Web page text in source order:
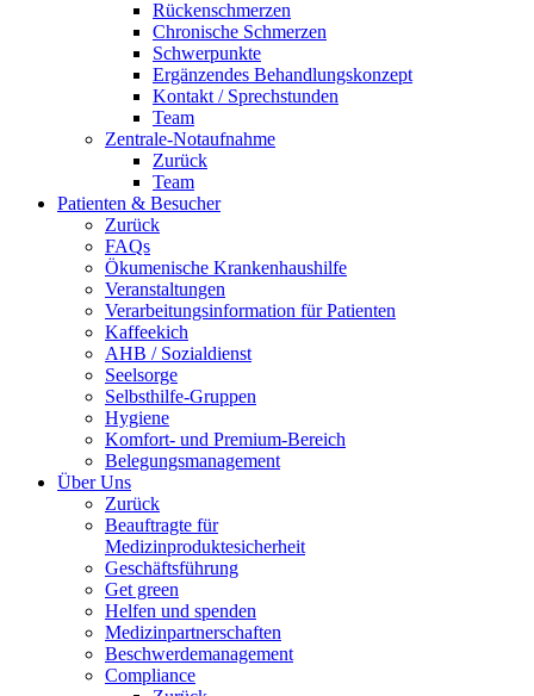
Rückenschmerzen
Chronische Schmerzen
Schwerpunkte
Ergänzendes Behandlungskonzept
Kontakt / Sprechstunden
Team
Zentrale-Notaufnahme
Zurück
Team
Patienten & Besucher
Zurück
FAQs
Ökumenische Krankenhaushilfe
Veranstaltungen
Verarbeitungsinformation für Patienten
Kaffeekich
AHB / Sozialdienst
Seelsorge
Selbsthilfe-Gruppen
Hygiene
Komfort- und Premium-Bereich
Belegungsmanagement
Über Uns
Zurück
Beauftragte für
Medizinproduktesicherheit
Geschäftsführung
Get green
Helfen und spenden
Medizinpartnerschaften
Beschwerdemanagement
Compliance